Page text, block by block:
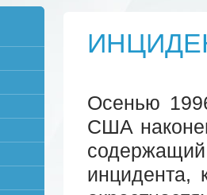
Осенью
США
инцидента,